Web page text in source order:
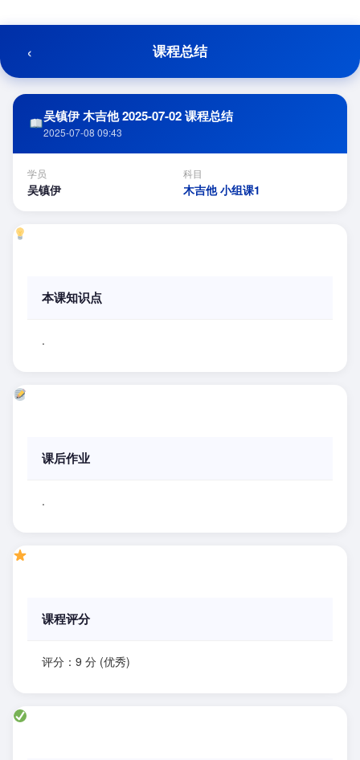
至
容
‹ 课程总结
吴镇伊 木吉他 2025-07-02 课程总结
2025-07-08 09:43
学员
吴镇伊
科目
木吉他 小组课1
本课知识点
.
课后作业
.
课程评分
评分：9 分 (优秀)